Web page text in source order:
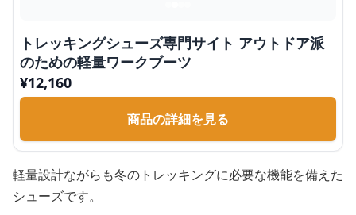
トレッキングシューズ専門サイト アウトドア派
のための軽量ワークブーツ
¥12,160
商品の詳細を見る
軽量設計ながらも冬のトレッキングに必要な機能を備えた
シューズです。